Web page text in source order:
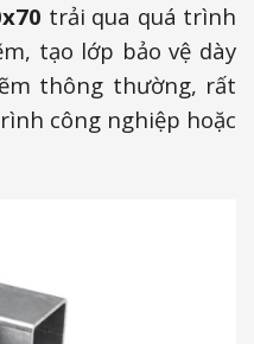
trải qua quá trình
tạo lớp bảo vệ dày
thông thường, rất
công nghiệp hoặc